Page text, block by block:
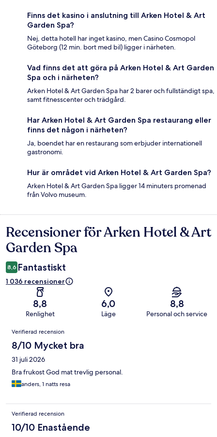
Finns det kasino i anslutning till Arken Hotel & Art
Garden Spa?
Nej, detta hotell har inget kasino, men Casino Cosmopol
Göteborg (12 min. bort med bil) ligger i närheten.
Vad finns det att göra på Arken Hotel & Art Garden
Spa och i närheten?
Arken Hotel & Art Garden Spa har 2 barer och fullständigt spa,
samt fitnesscenter och trädgård.
Har Arken Hotel & Art Garden Spa restaurang eller
finns det någon i närheten?
Ja, boendet har en restaurang som erbjuder internationell
gastronomi.
Hur är området vid Arken Hotel & Art Garden Spa?
Arken Hotel & Art Garden Spa ligger 14 minuters promenad
från Volvo museum.
Recensioner
Recensioner för Arken Hotel & Art
Garden Spa
8,6 Fantastiskt
1 036 recensioner
8,8
Renlighet
6,0
Läge
8,8
Personal och service
Recensioner
Verifierad recension
8/10 Mycket bra
31 juli 2026
Bra frukost God mat trevlig personal.
anders, 1 natts resa
Verifierad recension
10/10 Enastående